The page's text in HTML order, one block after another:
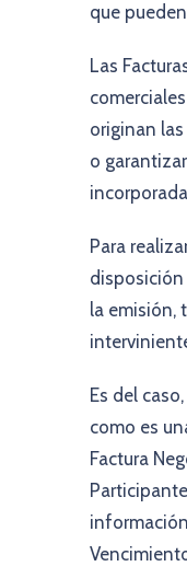
que
Las
originan
o
Para
disposición
la emisión,
Es del
como es
Factura